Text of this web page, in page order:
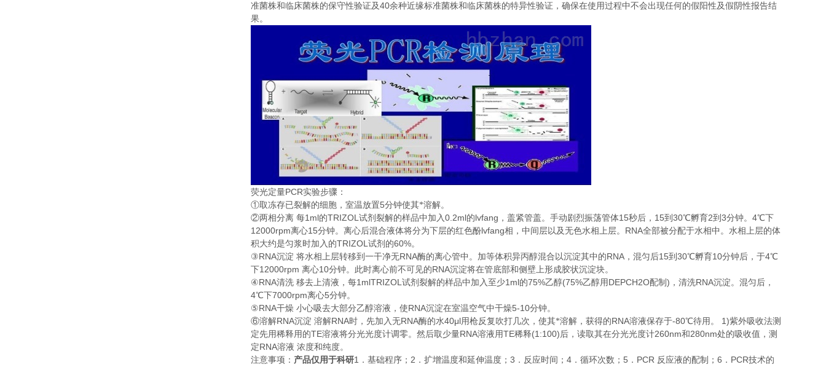
准菌株和临床菌株的保守性验证及40余种近缘标准菌株和临床菌株的特异性验证，确保在使用过程中不会出现任何的假阳性及假阴性报告结
果。
荧光定量PCR实验步骤：
①取冻存已裂解的细胞，室温放置5分钟使其*溶解。
②两相分离 每1ml的TRIZOL 试剂裂解的样品中加入0.2ml的lvfang ，盖紧管盖。手动剧烈振荡管体15秒后， 15到 30℃孵育2到 3分钟。 4℃下
12000rpm离心15分钟。离心后混合液体将分为下层的红色酚lvfang相，中间层以及无色水相上层。 RNA全部被分配于水相中。水相上层的体
积大约是匀浆时加入的TRIZOL 试剂的60%。
③RNA沉淀 将水相上层转移到一干净无RNA酶的离心管中。加等体积异丙醇混合以沉淀其中的RNA ，混匀后15到 30℃孵育10分钟后，于4℃
下12000rpm 离心10分钟。此时离心前不可见的RNA沉淀将在管底部和侧壁上形成胶状沉淀块。
④RNA清洗 移去上清液，每1mlTRIZOL 试剂裂解的样品中加入至少1ml的75%乙醇(75%乙醇用 DEPCH2O配制 ) ，清洗RNA沉淀。混匀后，
4℃下7000rpm离心5分钟。
⑤RNA干燥 小心吸去大部分乙醇溶液，使RNA沉淀在室温空气中干燥5-10分钟。
⑥溶解RNA沉淀 溶解RNA时，先加入无RNA酶的水40μl用枪反复吹打几次，使其*溶解，获得的RNA溶液保存于-80℃待用。 1)紫外吸收法测
定先用稀释用的TE溶液将分光光度计调零。然后取少量RNA溶液用TE稀释(1:100)后，读取其在分光光度计260nm和 280nm处的吸收值，测
定RNA溶液 浓度和纯度。
注意事项： 产品仅用于科研1 ．基础程序； 2 ．扩增温度和延伸温度； 3 ．反应时间； 4 ．循环次数； 5 ． PCR 反应液的配制； 6 ． PCR技术的